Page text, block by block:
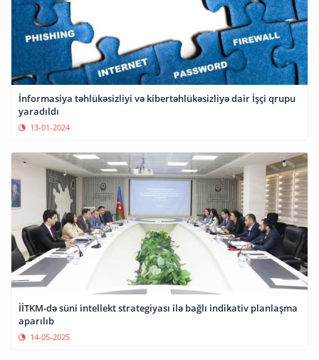
İnformasiya təhlükəsizliyi və kibertəhlükəsizliyə dair İşçi qrupu
yaradıldı
13-01-2024
İİTKM-də süni intellekt strategiyası ilə bağlı indikativ planlaşma
aparılıb
14-05-2025